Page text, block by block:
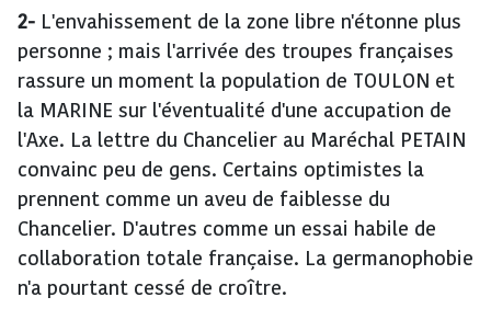
2- L'envahissement de la zone libre n'étonne plus
personne ; mais l'arrivée des troupes françaises
rassure un moment la population de TOULON et
la MARINE sur l'éventualité d'une accupation de
l'Axe. La lettre du Chancelier au Maréchal PETAIN
convainc peu de gens. Certains optimistes la
prennent comme un aveu de faiblesse du
Chancelier. D'autres comme un essai habile de
collaboration totale française. La germanophobie
n'a pourtant cessé de croître.